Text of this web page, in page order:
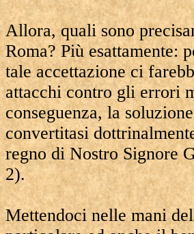
Allora, quali sono
Roma? Più esattamente:
tale accettazione ci
attacchi contro gli errori
conseguenza, la
convertitasi
regno di Nostro Signore
2).
Mettendoci nelle mani